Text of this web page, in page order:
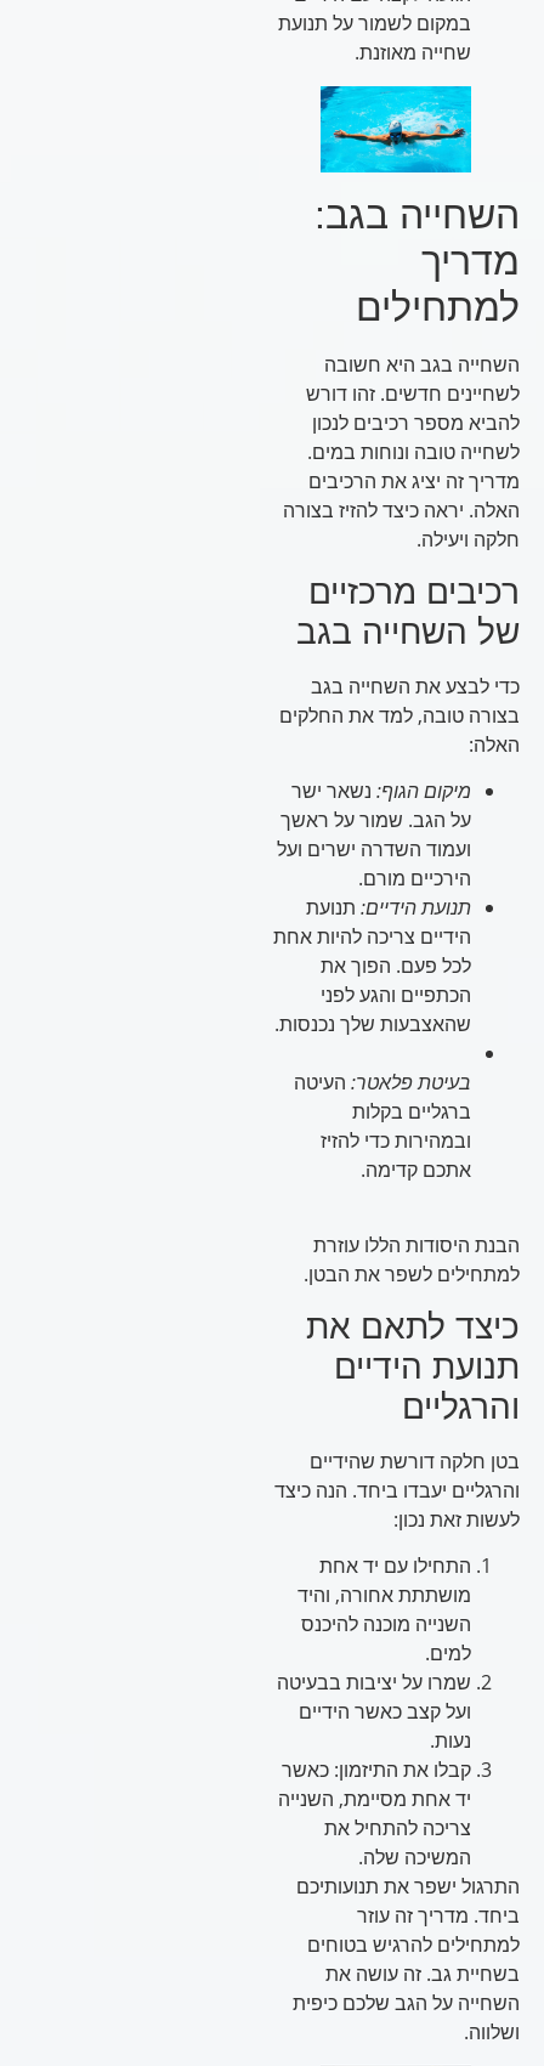
במקום לשמור על תנועת
שחייה מאוזנת.
השחייה בגב:
מדריך
למתחילים
השחייה בגב היא חשובה
לשחיינים חדשים. זהו דורש
להביא מספר רכיבים לנכון
לשחייה טובה ונוחות במים.
מדריך זה יציג את הרכיבים
האלה. יראה כיצד להזיז בצורה
חלקה ויעילה.
רכיבים מרכזיים
של השחייה בגב
כדי לבצע את השחייה בגב
בצורה טובה, למד את החלקים
האלה:
מיקום הגוף:נשאר ישר
על הגב. שמור על ראשך
ועמוד השדרה ישרים ועל
הירכיים מורם.
תנועת הידיים:תנועת
הידיים צריכה להיות אחת
לכל פעם. הפוך את
הכתפיים והגע לפני
שהאצבעות שלך נכנסות.
בעיטת פלאטר:העיטה
ברגליים בקלות
ובמהירות כדי להזיז
אתכם קדימה.
הבנת היסודות הללו עוזרת
למתחילים לשפר את הבטן.
כיצד לתאם את
תנועת הידיים
והרגליים
בטן חלקה דורשת שהידיים
והרגליים יעבדו ביחד. הנה כיצד
לעשות זאת נכון:
התחילו עם יד אחת
מושתתת אחורה, והיד
השנייה מוכנה להיכנס
למים.
שמרו על יציבות בבעיטה
ועל קצב כאשר הידיים
נעות.
קבלו את התיזמון: כאשר
יד אחת מסיימת, השנייה
צריכה להתחיל את
המשיכה שלה.
התרגול ישפר את תנועותיכם
ביחד. מדריך זה עוזר
למתחילים להרגיש בטוחים
בשחיית גב. זה עושה את
השחייה על הגב שלכם כיפית
ושלווה.